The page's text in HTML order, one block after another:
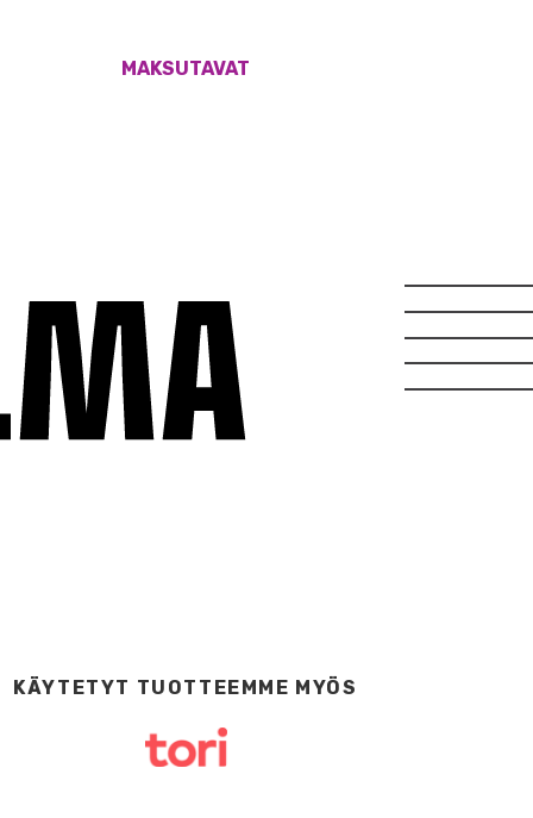
MAKSUTAVAT
KÄYTETYT TUOTTEEMME MYÖS